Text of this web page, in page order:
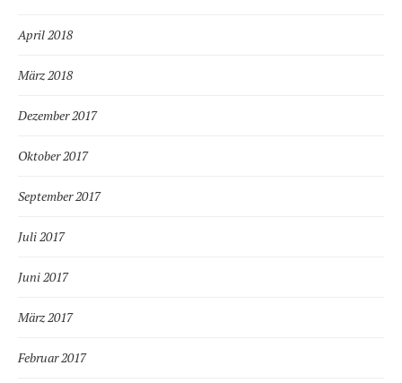
April 2018
März 2018
Dezember 2017
Oktober 2017
September 2017
Juli 2017
Juni 2017
März 2017
Februar 2017